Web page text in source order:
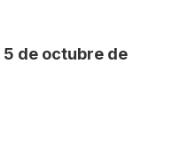
5 de octubre de